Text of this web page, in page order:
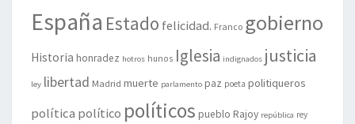
España Estado felicidad. Franco gobierno
Historia honradez hotros hunos Iglesia indignados justicia
ley libertad Madrid muerte parlamento paz poeta politiqueros
política político políticos pueblo Rajoy república rey